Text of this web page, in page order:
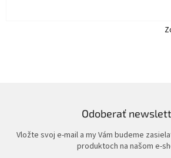
Odoberať
Vložte svoj e-mail a my Vám budeme
produktoch na našom e-